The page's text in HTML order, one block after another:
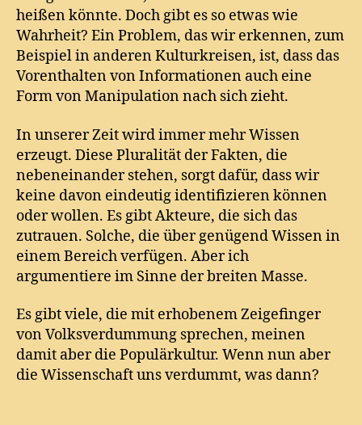
heißen könnte. Doch gibt es so etwas wie
Wahrheit? Ein Problem, das wir erkennen, zum
Beispiel in anderen Kulturkreisen, ist, dass das
Vorenthalten von Informationen auch eine
Form von Manipulation nach sich zieht.
In unserer Zeit wird immer mehr Wissen
erzeugt. Diese Pluralität der Fakten, die
nebeneinander stehen, sorgt dafür, dass wir
keine davon eindeutig identifizieren können
oder wollen. Es gibt Akteure, die sich das
zutrauen. Solche, die über genügend Wissen in
einem Bereich verfügen. Aber ich
argumentiere im Sinne der breiten Masse.
Es gibt viele, die mit erhobenem Zeigefinger
von Volksverdummung sprechen, meinen
damit aber die Populärkultur. Wenn nun aber
die Wissenschaft uns verdummt, was dann?